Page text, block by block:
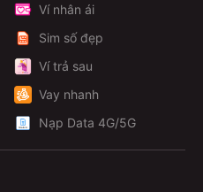
Ví nhân ái
Sim số đẹp
Ví trả sau
Vay nhanh
Nạp Data 4G/5G